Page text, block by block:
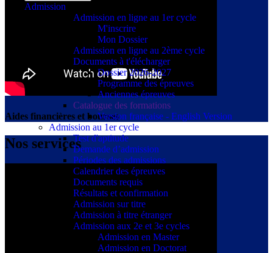
Admission
Admission en ligne au 1er cycle
M'inscrire
Mon Dossier
Admission en ligne au 2ème cycle
Documents à t'élécharger
Dossier 2026-2027
Programme des épreuves
Anciennes épreuves
Catalogue des formations
Version française - English Version
Admission au 1er cycle
Test d'aptitude
Demande d’admission
Périodes des admissions
Calendrier des épreuves
Documents requis
Résultats et confirmation
Admission sur titre
Admission à titre étranger
Admission aux 2e et 3e cycles
Admission en Master
Admission en Doctorat
Aides financières et bourses
Nos services